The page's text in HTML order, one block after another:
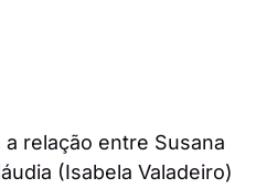
a relação entre Susana
(Isabela Valadeiro)